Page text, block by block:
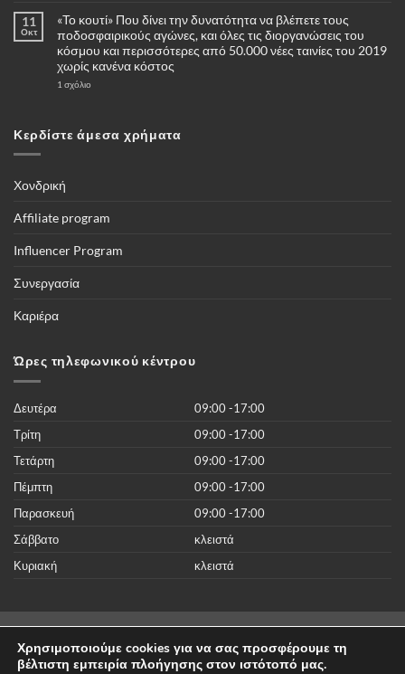
σχόλια
Πότε
και
να
επιλέξω
4G
11
Οκτ
«Το κουτί» Που δίνει την δυνατότητα να βλέπετε τους
ποδοσφαιρικούς αγώνες, και όλες τις διοργανώσεις του
κόσμου και περισσότερες από 50.000 νέες ταινίες του 2019
χωρίς κανένα κόστος
1 σχόλιο
την
όλες
του
χωρίς
Κερδίστε άμεσα χρήματα
Χονδρική
Affiliate program
Influencer Program
Συνεργασία
Καριέρα
Ώρες τηλεφωνικού κέντρου
Δευτέρα
09:00 -17:00
Τρίτη
09:00 -17:00
Τετάρτη
09:00 -17:00
Πέμπτη
09:00 -17:00
Παρασκευή
09:00 -17:00
Σάββατο
κλειστά
Κυριακή
κλειστά
Visa MasterCard
On
Club
Χρησιμοποιούμε cookies για να σας προσφέρουμε τη
βέλτιστη εμπειρία πλοήγησης στον ιστότοπό μας.